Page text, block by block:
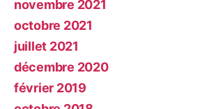
novembre 2021
octobre 2021
juillet 2021
décembre 2020
février 2019